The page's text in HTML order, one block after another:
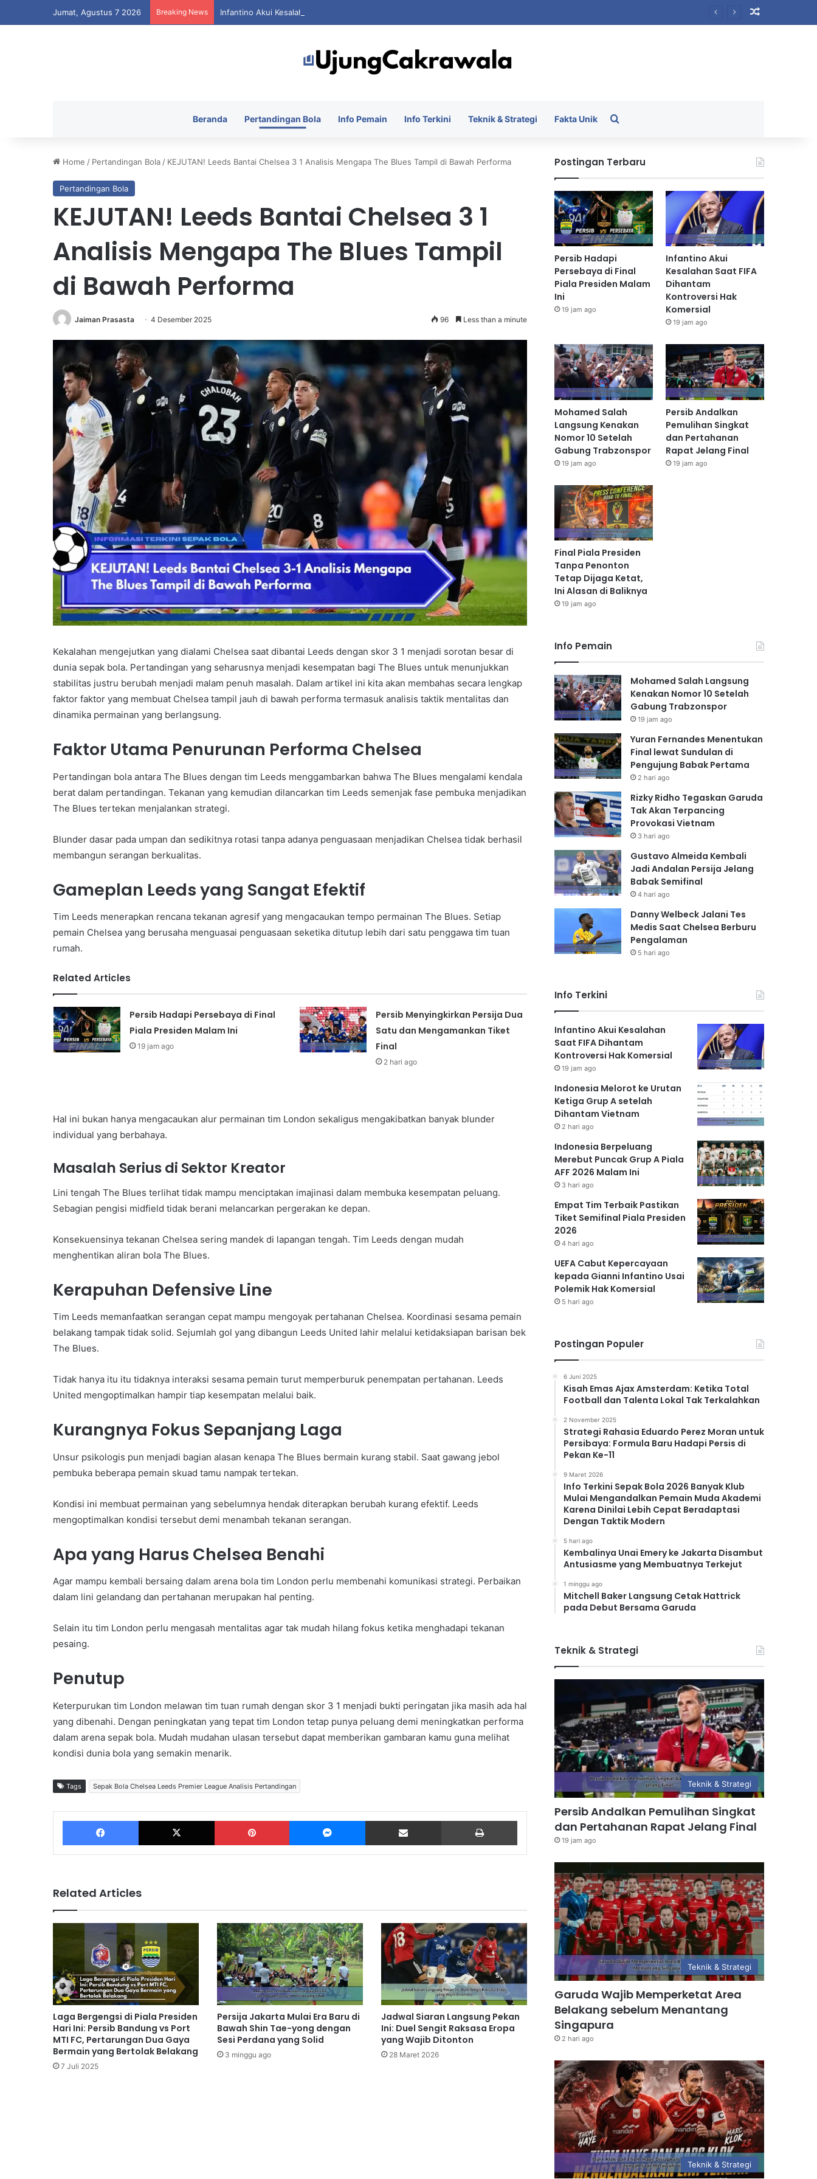
Jumat, Agustus 7 2026 Breaking News Infantino Akui Kesalahan Saat FIFA Dihantam Kontroversi Hak Komersial
Beranda Pertandingan Bola Info Pemain Info Terkini Teknik & Strategi Fakta Unik
Home / Pertandingan Bola / KEJUTAN! Leeds Bantai Chelsea 3 1 Analisis Mengapa The Blues Tampil di Bawah Performa
Pertandingan Bola
KEJUTAN! Leeds Bantai Chelsea 3 1
Analisis Mengapa The Blues Tampil
di Bawah Performa
Jaiman Prasasta 4 Desember 2025 96 Less than a minute
Kekalahan mengejutkan yang dialami Chelsea saat dibantai Leeds dengan skor 3 1 menjadi sorotan besar di
dunia sepak bola. Pertandingan yang seharusnya menjadi kesempatan bagi The Blues untuk menunjukkan
stabilitas justru berubah menjadi malam penuh masalah. Dalam artikel ini kita akan membahas secara lengkap
faktor faktor yang membuat Chelsea tampil jauh di bawah performa termasuk analisis taktik mentalitas dan
dinamika permainan yang berlangsung.
Faktor Utama Penurunan Performa Chelsea
Pertandingan bola antara The Blues dengan tim Leeds menggambarkan bahwa The Blues mengalami kendala
berat dalam pertandingan. Tekanan yang kemudian dilancarkan tim Leeds semenjak fase pembuka menjadikan
The Blues tertekan menjalankan strategi.
Blunder dasar pada umpan dan sedikitnya rotasi tanpa adanya penguasaan menjadikan Chelsea tidak berhasil
membangun serangan berkualitas.
Gameplan Leeds yang Sangat Efektif
Tim Leeds menerapkan rencana tekanan agresif yang mengacaukan tempo permainan The Blues. Setiap
pemain Chelsea yang berusaha menguasai penguasaan seketika ditutup lebih dari satu penggawa tim tuan
rumah.
Related Articles
Persib Hadapi Persebaya di Final
Piala Presiden Malam Ini
19 jam ago
Persib Menyingkirkan Persija Dua
Satu dan Mengamankan Tiket
Final
2 hari ago
Hal ini bukan hanya mengacaukan alur permainan tim London sekaligus mengakibatkan banyak blunder
individual yang berbahaya.
Masalah Serius di Sektor Kreator
Lini tengah The Blues terlihat tidak mampu menciptakan imajinasi dalam membuka kesempatan peluang.
Sebagian pengisi midfield tidak berani melancarkan pergerakan ke depan.
Konsekuensinya tekanan Chelsea sering mandek di lapangan tengah. Tim Leeds dengan mudah
menghentikan aliran bola The Blues.
Kerapuhan Defensive Line
Tim Leeds memanfaatkan serangan cepat mampu mengoyak pertahanan Chelsea. Koordinasi sesama pemain
belakang tampak tidak solid. Sejumlah gol yang dibangun Leeds United lahir melalui ketidaksiapan barisan bek
The Blues.
Tidak hanya itu itu tidaknya interaksi sesama pemain turut memperburuk penempatan pertahanan. Leeds
United mengoptimalkan hampir tiap kesempatan melalui baik.
Kurangnya Fokus Sepanjang Laga
Unsur psikologis pun menjadi bagian alasan kenapa The Blues bermain kurang stabil. Saat gawang jebol
pembuka beberapa pemain skuad tamu nampak tertekan.
Kondisi ini membuat permainan yang sebelumnya hendak diterapkan berubah kurang efektif. Leeds
mengoptimalkan kondisi tersebut demi menambah tekanan serangan.
Apa yang Harus Chelsea Benahi
Agar mampu kembali bersaing dalam arena bola tim London perlu membenahi komunikasi strategi. Perbaikan
dalam lini gelandang dan pertahanan merupakan hal penting.
Selain itu tim London perlu mengasah mentalitas agar tak mudah hilang fokus ketika menghadapi tekanan
pesaing.
Penutup
Keterpurukan tim London melawan tim tuan rumah dengan skor 3 1 menjadi bukti peringatan jika masih ada hal
yang dibenahi. Dengan peningkatan yang tepat tim London tetap punya peluang demi meningkatkan performa
dalam arena sepak bola. Mudah mudahan ulasan tersebut dapat memberikan gambaran kamu guna melihat
kondisi dunia bola yang semakin menarik.
Tags Sepak Bola Chelsea Leeds Premier League Analisis Pertandingan
Facebook X Pinterest Messenger Share via Email
Related Articles
Laga Bergengsi di Piala Presiden
Hari Ini: Persib Bandung vs Port
MTI FC, Pertarungan Dua Gaya
Bermain yang Bertolak Belakang
7 Juli 2025
Persija Jakarta Mulai Era Baru di
Bawah Shin Tae-yong dengan
Sesi Perdana yang Solid
3 minggu ago
Jadwal Siaran Langsung Pekan
Ini: Duel Sengit Raksasa Eropa
yang Wajib Ditonton
28 Maret 2026
Postingan Terbaru
Persib Hadapi
Persebaya di Final
Piala Presiden Malam
Ini
19 jam ago
Infantino Akui
Kesalahan Saat FIFA
Dihantam
Kontroversi Hak
Komersial
19 jam ago
Mohamed Salah
Langsung Kenakan
Nomor 10 Setelah
Gabung Trabzonspor
19 jam ago
Persib Andalkan
Pemulihan Singkat
dan Pertahanan
Rapat Jelang Final
19 jam ago
Final Piala Presiden
Tanpa Penonton
Tetap Dijaga Ketat,
Ini Alasan di Baliknya
19 jam ago
Info Pemain
Mohamed Salah Langsung
Kenakan Nomor 10 Setelah
Gabung Trabzonspor
19 jam ago
Yuran Fernandes Menentukan
Final lewat Sundulan di
Pengujung Babak Pertama
2 hari ago
Rizky Ridho Tegaskan Garuda
Tak Akan Terpancing
Provokasi Vietnam
3 hari ago
Gustavo Almeida Kembali
Jadi Andalan Persija Jelang
Babak Semifinal
4 hari ago
Danny Welbeck Jalani Tes
Medis Saat Chelsea Berburu
Pengalaman
5 hari ago
Info Terkini
Infantino Akui Kesalahan
Saat FIFA Dihantam
Kontroversi Hak Komersial
19 jam ago
Indonesia Melorot ke Urutan
Ketiga Grup A setelah
Dihantam Vietnam
2 hari ago
Indonesia Berpeluang
Merebut Puncak Grup A Piala
AFF 2026 Malam Ini
3 hari ago
Empat Tim Terbaik Pastikan
Tiket Semifinal Piala Presiden
2026
4 hari ago
UEFA Cabut Kepercayaan
kepada Gianni Infantino Usai
Polemik Hak Komersial
5 hari ago
Postingan Populer
6 Juni 2025
Kisah Emas Ajax Amsterdam: Ketika Total
Football dan Talenta Lokal Tak Terkalahkan
2 November 2025
Strategi Rahasia Eduardo Perez Moran untuk
Persibaya: Formula Baru Hadapi Persis di
Pekan Ke-11
9 Maret 2026
Info Terkini Sepak Bola 2026 Banyak Klub
Mulai Mengandalkan Pemain Muda Akademi
Karena Dinilai Lebih Cepat Beradaptasi
Dengan Taktik Modern
5 hari ago
Kembalinya Unai Emery ke Jakarta Disambut
Antusiasme yang Membuatnya Terkejut
1 minggu ago
Mitchell Baker Langsung Cetak Hattrick
pada Debut Bersama Garuda
Teknik & Strategi
Teknik & Strategi
Persib Andalkan Pemulihan Singkat
dan Pertahanan Rapat Jelang Final
19 jam ago
Teknik & Strategi
Garuda Wajib Memperketat Area
Belakang sebelum Menantang
Singapura
2 hari ago
Teknik & Strategi